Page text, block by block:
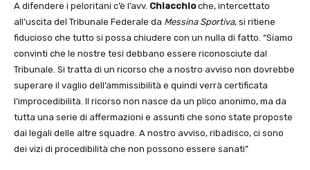
A difendere i peloritani c’è l’avv. Chiacchioche, intercettato
all’uscita del Tribunale Federale da Messina Sportiva, si ritiene
fiducioso che tutto si possa chiudere con un nulla di fatto. “Siamo
convinti che le nostre tesi debbano essere riconosciute dal
Tribunale. Si tratta di un ricorso che a nostro avviso non dovrebbe
superare il vaglio dell’ammissibilità e quindi verrà certificata
l’improcedibilità. Il ricorso non nasce da un plico anonimo, ma da
tutta una serie di affermazioni e assunti che sono state proposte
dai legali delle altre squadre. A nostro avviso, ribadisco, ci sono
dei vizi di procedibilità che non possono essere sanati”